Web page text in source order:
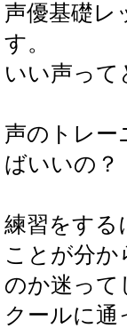
声優基礎レ
す。
いい声って
声のトレー
ばいいの？
練習をする
ことが分
のか迷って
クールに通